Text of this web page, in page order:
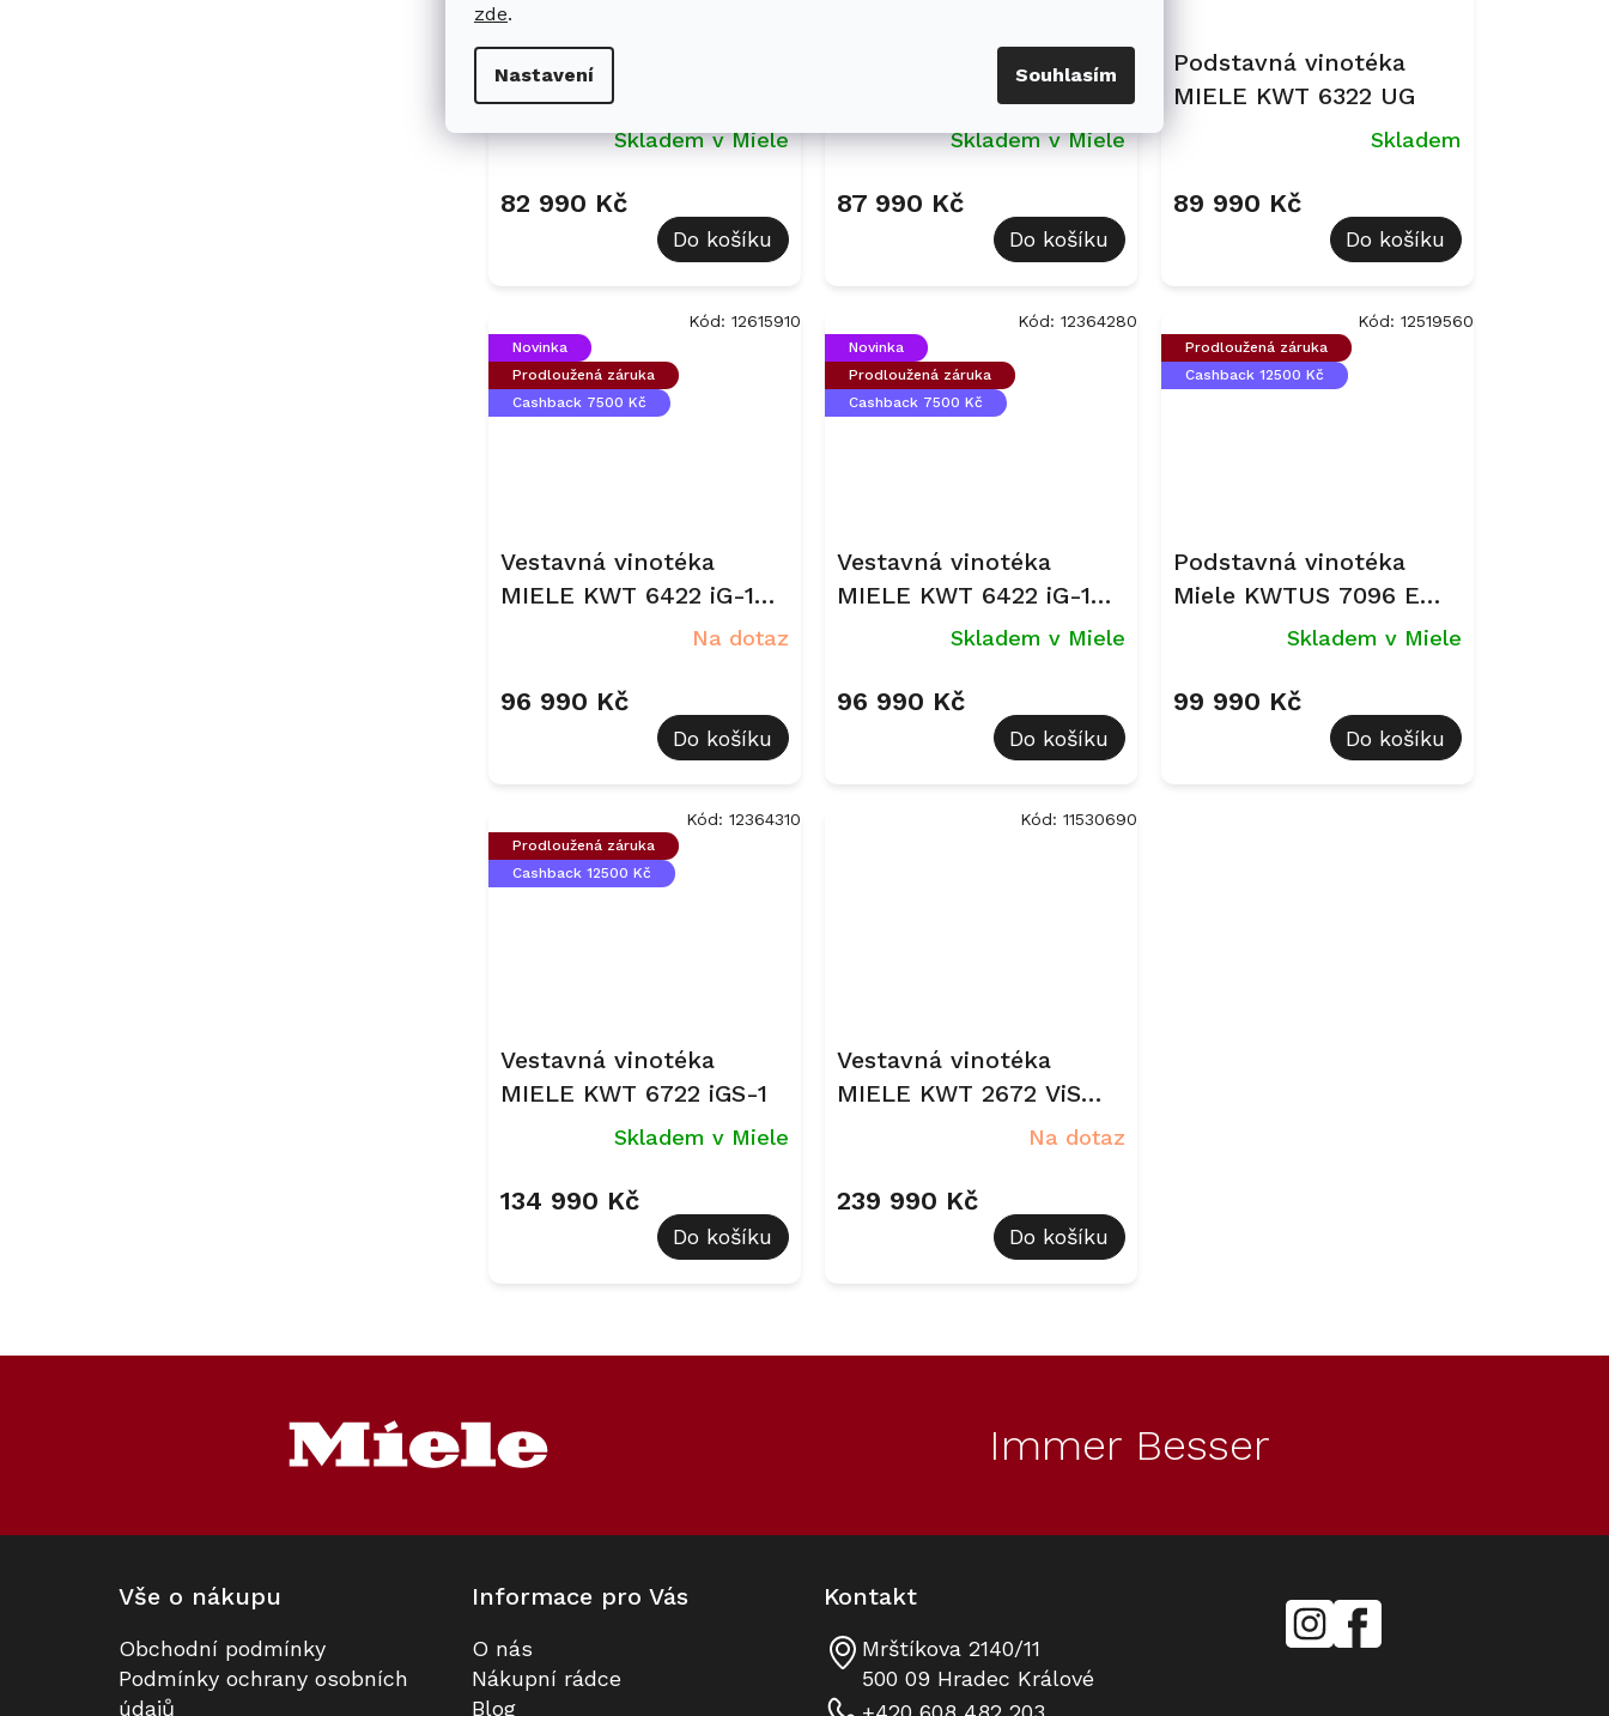
zde.
Nastavení Souhlasím
Podstavná vinotéka
Miele KWTUS 7055 F
Obsidian černýSkladem v Miele
82 990 Kč
Do košíku
Podstavná vinotéka
Miele KWTUS 7074 F
Obsidian černýSkladem v Miele
87 990 Kč
Do košíku
Podstavná vinotéka
MIELE KWT 6322 UG
Skladem
89 990 Kč
Do košíku
Novinka
Prodloužená záruka
Cashback 7500 Kč
Vestavná vinotéka
MIELE KWT 6422 iG-1
Na dotaz
96 990 Kč
Do košíku
Kód: 12615910
Novinka
Prodloužená záruka
Cashback 7500 Kč
Vestavná vinotéka
MIELE KWT 6422 iG-1
Obsidian černáSkladem v Miele
96 990 Kč
Do košíku
Kód: 12364280
Prodloužená záruka
Cashback 12500 Kč
Podstavná vinotéka
Miele KWTUS 7096 E
Obsidian černýSkladem v Miele
99 990 Kč
Do košíku
Kód: 12519560
Prodloužená záruka
Cashback 12500 Kč
Vestavná vinotéka
MIELE KWT 6722 iGS-1
Skladem v Miele
134 990 Kč
Do košíku
Kód: 12364310
Vestavná vinotéka
MIELE KWT 2672 ViS
Na dotaz
239 990 Kč
Do košíku
Kód: 11530690
v
r
ý
p
i
Immer Besser
Vše o nákupu
Obchodní podmínky
Podmínky ochrany osobních
údajů
Informace pro Vás
O nás
Nákupní rádce
Blog
Kontakt
Mrštíkova 2140/11
500 09 Hradec Králové
mielecentervlasek
Miele
Center